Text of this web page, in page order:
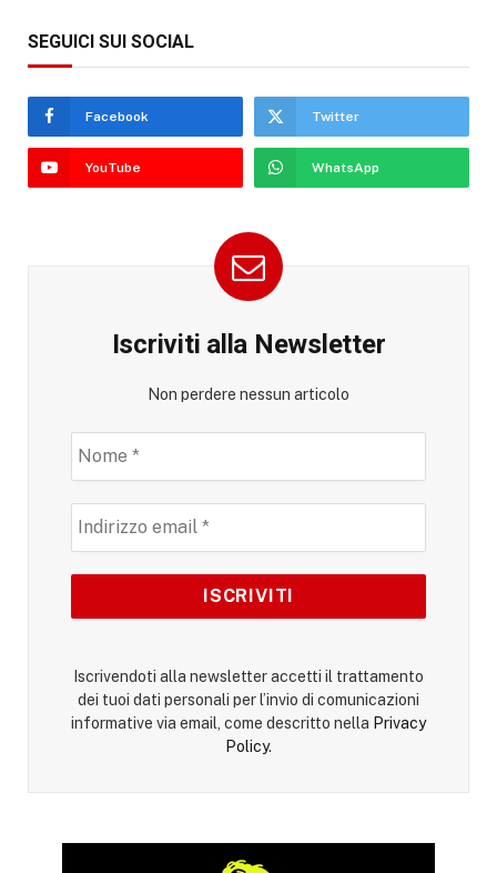
SEGUICI SUI SOCIAL
Facebook Twitter
YouTube WhatsApp
Iscriviti alla Newsletter
Non perdere nessun articolo
Iscrivendoti alla newsletter accetti il trattamento
dei tuoi dati personali per l’invio di comunicazioni
informative via email, come descritto nella Privacy
Policy.